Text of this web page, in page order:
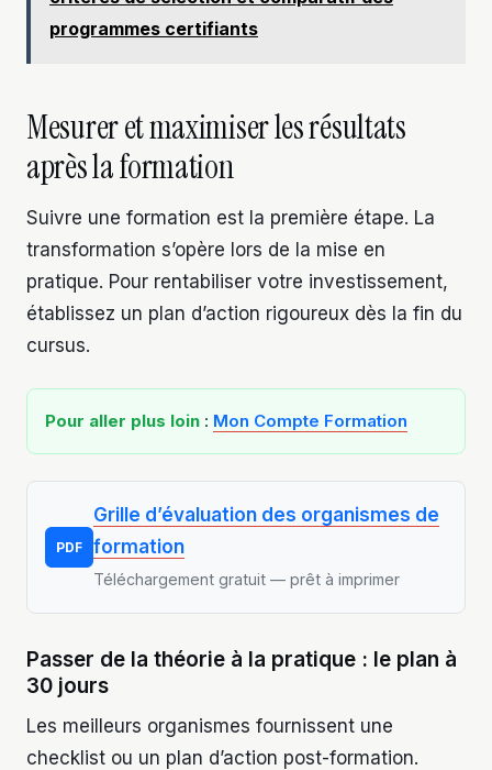
programmes certifiants
Mesurer et maximiser les résultats
après la formation
Suivre une formation est la première étape. La
transformation s’opère lors de la mise en
pratique. Pour rentabiliser votre investissement,
établissez un plan d’action rigoureux dès la fin du
cursus.
Pour aller plus loin : Mon Compte Formation
PDF
Grille d’évaluation des organismes de
formation
Téléchargement gratuit — prêt à imprimer
Passer de la théorie à la pratique : le plan à
30 jours
Les meilleurs organismes fournissent une
checklist ou un plan d’action post-formation.